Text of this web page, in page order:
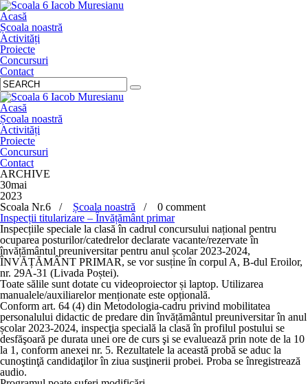
Acasă
Școala noastră
Activități
Proiecte
Concursuri
Contact
Acasă
Școala noastră
Activități
Proiecte
Concursuri
Contact
ARCHIVE
30mai
2023
Scoala Nr.6 /
Școala noastră /
0 comment
Inspecții titularizare – Învățământ primar
Inspecțiile speciale la clasă în cadrul concursului național pentru
ocuparea posturilor/catedrelor declarate vacante/rezervate în
învățământul preuniversitar pentru anul școlar 2023-2024,
ÎNVĂȚĂMÂNT PRIMAR, se vor susține în corpul A, B-dul Eroilor,
nr. 29A-31 (Livada Poștei).
Toate sălile sunt dotate cu videoproiector și laptop. Utilizarea
manualele/auxiliarelor menționate este opțională.
Conform art. 64 (4) din Metodologia-cadru privind mobilitatea
personalului didactic de predare din învățământul preuniversitar în anul
școlar 2023-2024, inspecţia specială la clasă în profilul postului se
desfăşoară pe durata unei ore de curs şi se evaluează prin note de la 10
la 1, conform anexei nr. 5. Rezultatele la această probă se aduc la
cunoştinţă candidaţilor în ziua susţinerii probei. Proba se înregistrează
audio.